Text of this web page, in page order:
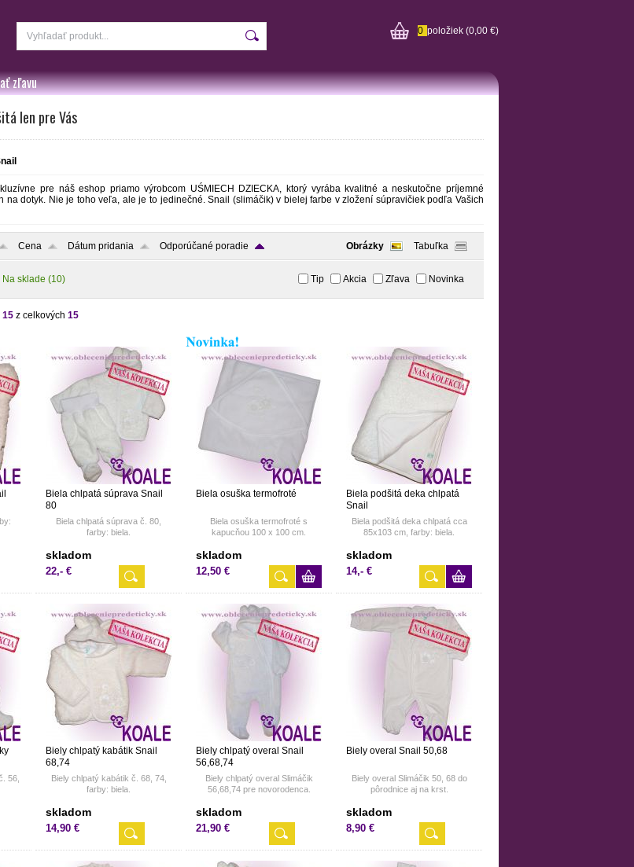
0 položiek (0,00 €)
zľavu
len pre Vás
pre náš eshop priamo výrobcom UŚMIECH DZIECKA, ktorý vyrába kvalitné a neskutočne príjemné
na dotyk. Nie je toho veľa, ale je to jedinečné. Snail (slimáčik) v bielej farbe v zložení súpravičiek podľa Vašich
Cena Dátum pridania Odporúčané poradie Obrázky Tabuľka
Na sklade (10) Tip Akcia Zľava Novinka
15 z celkových 15
Biela chlpatá súprava Snail
80
Biela chlpatá súprava č. 80,
farby: biela.
skladom
22,- €
Biela osuška termofroté
Biela osuška termofroté s
kapucňou 100 x 100 cm.
skladom
12,50 €
Biela podšitá deka chlpatá
Snail
Biela podšitá deka chlpatá cca
85x103 cm, farby: biela.
skladom
14,- €
56,
Biely chlpatý kabátik Snail
68,74
Biely chlpatý kabátik č. 68, 74,
farby: biela.
skladom
14,90 €
Biely chlpatý overal Snail
56,68,74
Biely chlpatý overal Slimáčik
56,68,74 pre novorodenca.
skladom
21,90 €
Biely overal Snail 50,68
Biely overal Slimáčik 50, 68 do
pôrodnice aj na krst.
skladom
8,90 €